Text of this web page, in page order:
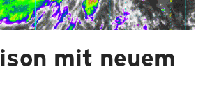
mit neuem